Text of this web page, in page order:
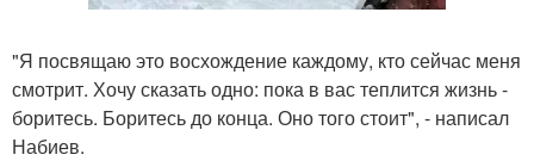
"Я посвящаю это восхождение каждому, кто сейчас меня
смотрит. Хочу сказать одно: пока в вас теплится жизнь -
боритесь. Боритесь до конца. Оно того стоит", - написал
Набиев.